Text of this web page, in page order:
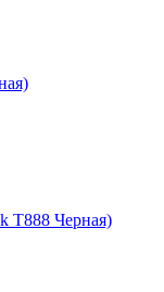
T888 Черная)